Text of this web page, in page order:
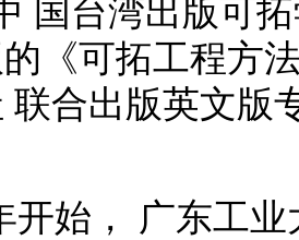
国台湾出版可
《可拓工程方
联合出版英文版
开始， 广东工